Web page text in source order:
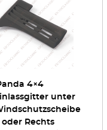
4×4
unter
oder Rechts